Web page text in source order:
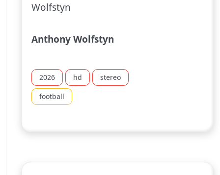
Wolfstyn
Anthony Wolfstyn
2026 hd stereo
football